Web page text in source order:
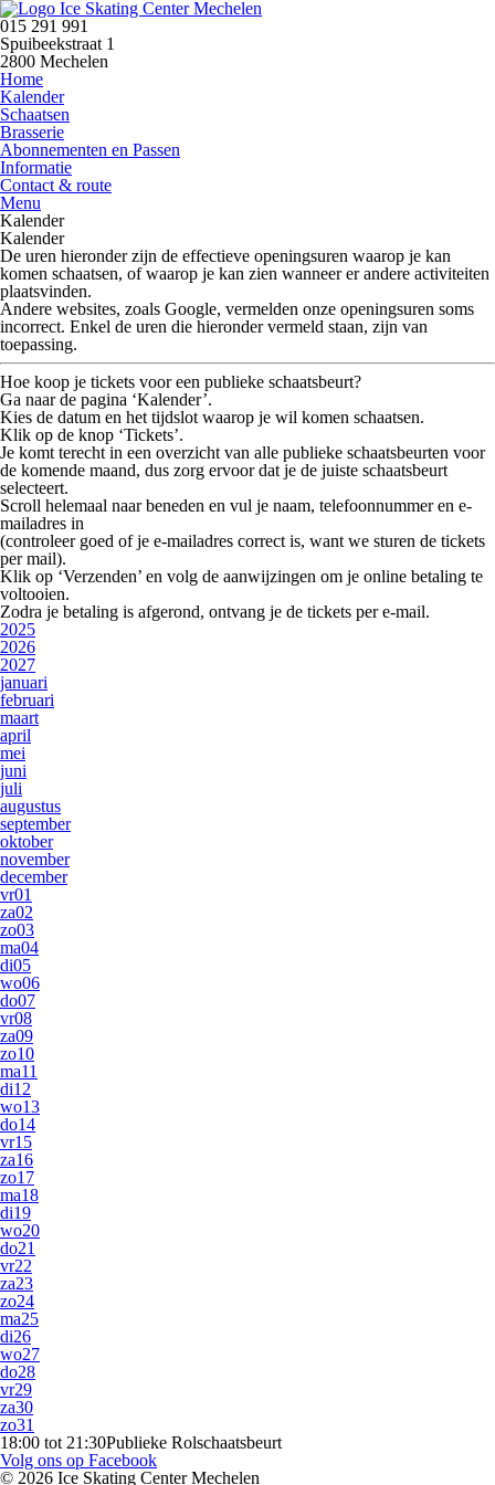
015 291 991
Spuibeekstraat 1
2800 Mechelen
Home
Kalender
Schaatsen
Brasserie
Abonnementen en Passen
Informatie
Contact & route
Menu
Kalender
Kalender
De uren hieronder zijn de effectieve openingsuren waarop je kan
komen schaatsen, of waarop je kan zien wanneer er andere activiteiten
plaatsvinden.
Andere websites, zoals Google, vermelden onze openingsuren soms
incorrect. Enkel de uren die hieronder vermeld staan, zijn van
toepassing.
Hoe koop je tickets voor een publieke schaatsbeurt?
Ga naar de pagina ‘Kalender’.
Kies de datum en het tijdslot waarop je wil komen schaatsen.
Klik op de knop ‘Tickets’.
Je komt terecht in een overzicht van alle publieke schaatsbeurten voor
de komende maand, dus zorg ervoor dat je de juiste schaatsbeurt
selecteert.
Scroll helemaal naar beneden en vul je naam, telefoonnummer en e-
mailadres in
(controleer goed of je e-mailadres correct is, want we sturen de tickets
per mail).
Klik op ‘Verzenden’ en volg de aanwijzingen om je online betaling te
voltooien.
Zodra je betaling is afgerond, ontvang je de tickets per e-mail.
2025
2026
2027
januari
februari
maart
april
mei
juni
juli
augustus
september
oktober
november
december
vr01
za02
zo03
ma04
di05
wo06
do07
vr08
za09
zo10
ma11
di12
wo13
do14
vr15
za16
zo17
ma18
di19
wo20
do21
vr22
za23
zo24
ma25
di26
wo27
do28
vr29
za30
zo31
18:00 tot 21:30Publieke Rolschaatsbeurt
Volg ons op Facebook
© 2026 Ice Skating Center Mechelen